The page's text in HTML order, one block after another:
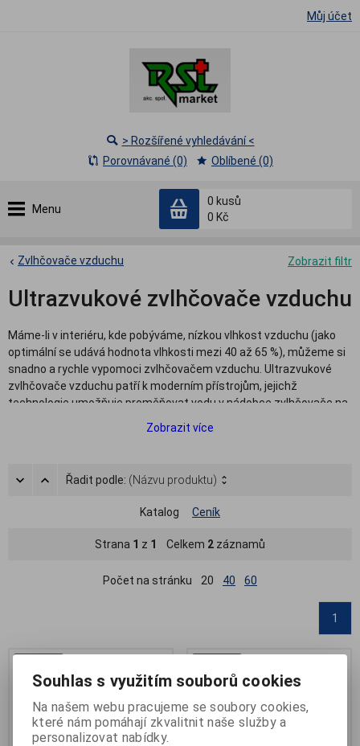
Můj účet
Menu
0 kusů
0 Kč
> Rozšířené vyhledávání <
Porovnávané (0)
Oblíbené (0)
Zobrazit filtr
Zvlhčovače vzduchu
Ultrazvukové zvlhčovače vzduchu
Máme-li v interiéru, kde pobýváme, nízkou vlhkost vzduchu (jako
optimální se udává hodnota vlhkosti mezi 40 až 65 %), můžeme si
snadno a rychle vypomoci zvlhčovačem vzduchu. Ultrazvukové
zvlhčovače vzduchu patří k moderním přístrojům, jejichž
technologie umožňuje proměňovat vodu v nádobce zvlhčovače na
jemnou mlhovinu, která je přes ventilátor vypouštěna do místnosti.
s ionizátorem, budete mít ovzduší v interiéru obohaceno
negativními ionty, které jsou zdraví prospěšné, okolní vzduch se
nám pak rázem jeví čerstvější a lépe se dýchá. Výhodou
ultrazvukových zvlhčovačů vzduchu je kromě jejich
prokazatelného účinku také velice tichý provoz a nízká spotřeba.
Zobrazit více
Řadit podle: (Názvu produktu)
Katalog Ceník
Strana 1 z 1 Celkem 2 záznamů
Počet na stránku 20 40 60
1
Souhlas s využitím souborů cookies
Na našem webu pracujeme se soubory cookies,
které nám pomáhají zkvalitnit naše služby a
personalizovat nabídky.